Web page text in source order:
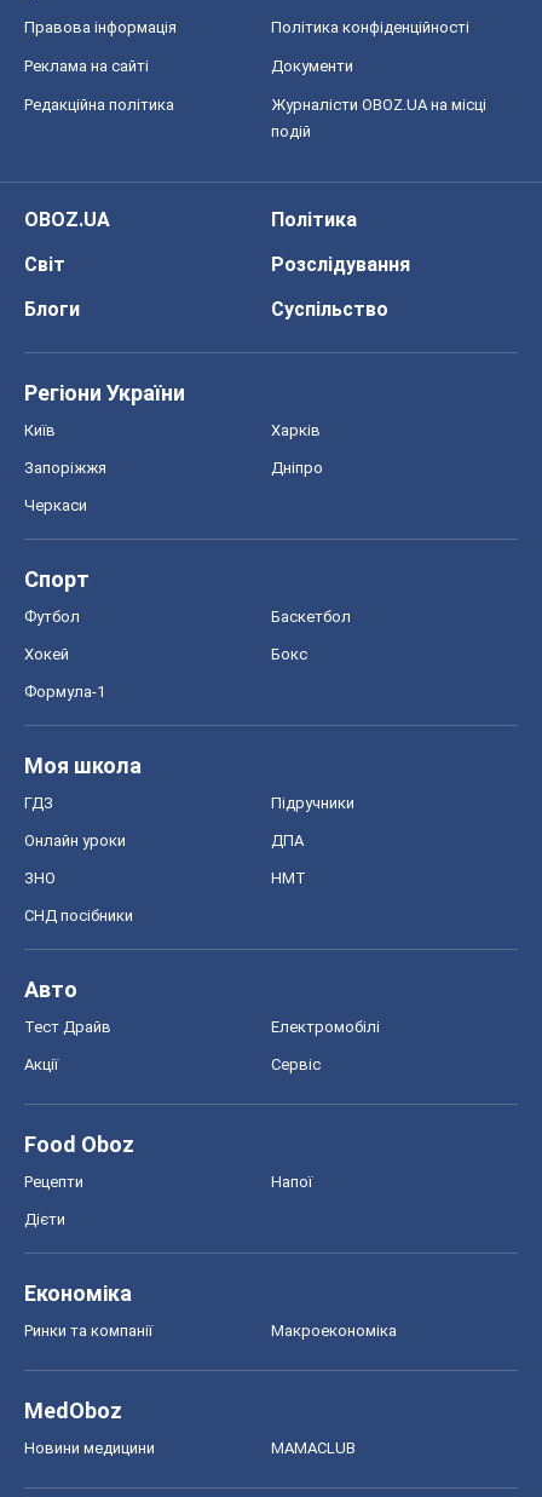
Правова інформація Політика конфіденційності
Реклама на сайті Документи
Редакційна політика
Журналісти OBOZ.UA на місці
подій
OBOZ.UA
Політика
Світ
Розслідування
Блоги
Суспільство
Регіони України
Київ Харків
Запоріжжя Дніпро
Черкаси
Спорт
Футбол Баскетбол
Хокей Бокс
Формула-1
Моя школа
ГДЗ Підручники
Онлайн уроки ДПА
ЗНО НМТ
СНД посібники
Авто
Тест Драйв Електромобілі
Акції Сервіс
Food Oboz
Рецепти Напої
Дієти
Економіка
Ринки та компанії Макроекономіка
MedOboz
Новини медицини MAMACLUB